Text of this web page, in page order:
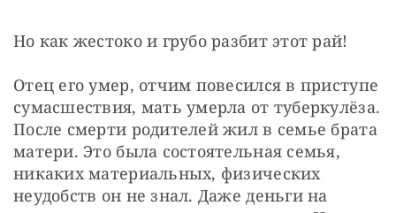
Но как жестоко и грубо разбит этот рай!
Отец его умер, отчим повесился в приступе
сумасшествия, мать умерла от туберкулёза.
После смерти родителей жил в семье брата
матери. Это была состоятельная семья,
никаких материальных, физических
неудобств он не знал. Даже деньги на